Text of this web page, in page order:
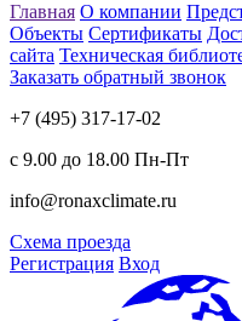
Главная О компании
Объекты Сертификаты
сайта Техническая
Заказать обратный звонок
+7 (495) 317-17-02
с 9.00 до 18.00 Пн-Пт
info@ronaxclimate.ru
Схема проезда
Регистрация Вход